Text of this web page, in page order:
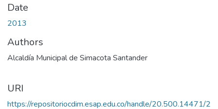
Date
2013
Authors
Alcaldía Municipal de Simacota Santander
URI
https://repositoriocdim.esap.edu.co/handle/20.500.14471/2